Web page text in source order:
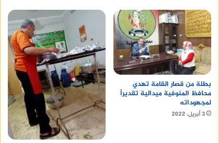
بطلة من قصار القامة تهدي
محافظ المنوفية ميدالية تقديراً
لمجهوداته
3 أبريل، 2022